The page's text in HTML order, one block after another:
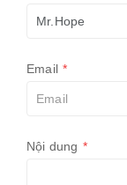
Email *
Nội dung *